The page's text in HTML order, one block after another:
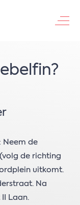
Neem de
de richting
uitkomt.
Na
Laan.